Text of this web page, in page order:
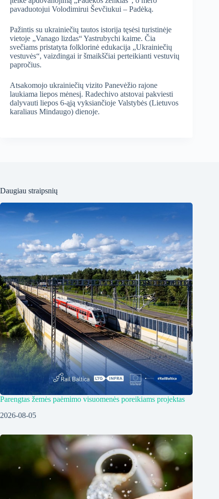
pavaduotojui Volodimirui Ševčiukui – Padėką.
Pažintis su ukrainiečių tautos istorija tęsėsi turistinėje
vietoje „Vanago lizdas“ Yastrubychi kaime. Čia
svečiams pristatyta folklorinė edukacija „Ukrainiečių
vestuvės“, vaizdingai ir šmaikščiai perteikianti vestuvių
papročius.
Atsakomojo ukrainiečių vizito Panevėžio rajone
laukiama liepos mėnesį. Radechivo atstovai pakviesti
dalyvauti liepos 6-ąją vyksiančioje Valstybės (Lietuvos
karaliaus Mindaugo) dienoje.
Daugiau straipsnių
Parengtas žemės paėmimo visuomenės poreikiams projektas
2026-08-05